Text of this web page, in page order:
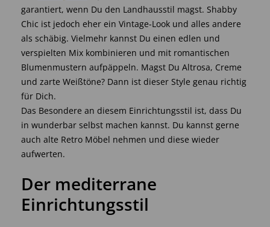
garantiert, wenn Du den Landhausstil magst. Shabby
Chic ist jedoch eher ein Vintage-Look und alles andere
als schäbig. Vielmehr kannst Du einen edlen und
verspielten Mix kombinieren und mit romantischen
Blumenmustern aufpäppeln. Magst Du Altrosa, Creme
und zarte Weißtöne? Dann ist dieser Style genau richtig
für Dich.
Das Besondere an diesem Einrichtungsstil ist, dass Du
in wunderbar selbst machen kannst. Du kannst gerne
auch alte Retro Möbel nehmen und diese wieder
aufwerten.
Der mediterrane
Einrichtungsstil